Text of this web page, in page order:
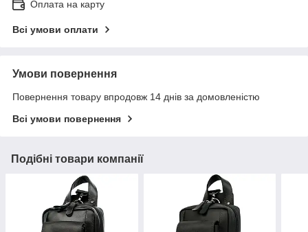
Оплата на карту
Всі умови оплати
Умови повернення
Повернення товару впродовж 14 днів за домовленістю
Всі умови повернення
Подібні товари компанії